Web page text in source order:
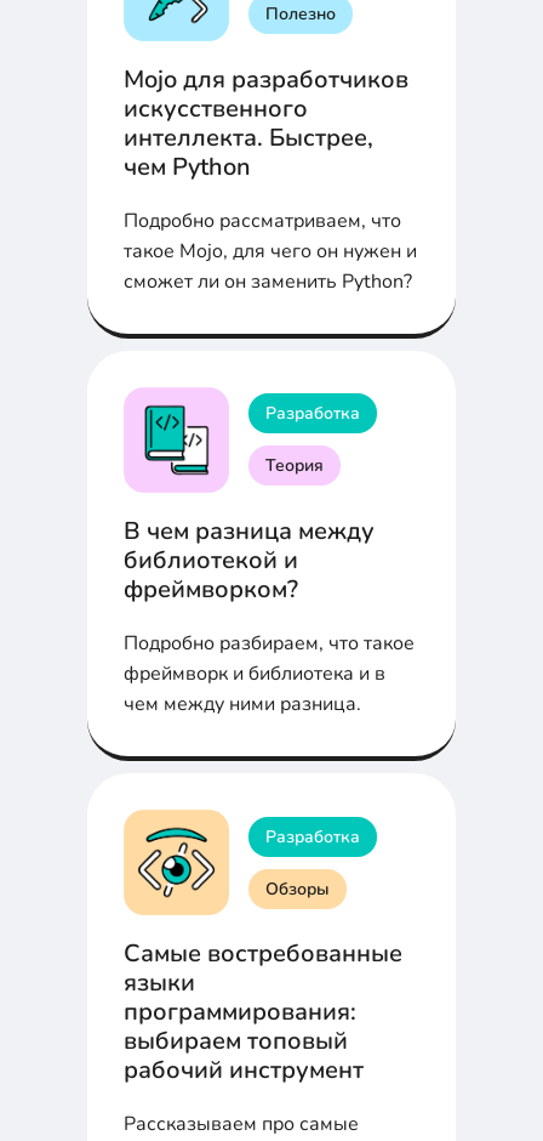
Полезно
Mojo для разработчиков
искусственного
интеллекта. Быстрее,
чем Python
Подробно рассматриваем, что
такое Mojo, для чего он нужен и
сможет ли он заменить Python?
Разработка
Теория
В чем разница между
библиотекой и
фреймворком?
Подробно разбираем, что такое
фреймворк и библиотека и в
чем между ними разница.
Разработка
Обзоры
Самые востребованные
языки
программирования:
выбираем топовый
рабочий инструмент
Рассказываем про самые